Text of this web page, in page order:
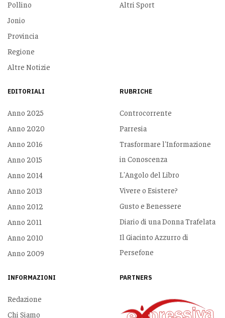
Pollino
Jonio
Provincia
Regione
Altre Notizie
Altri Sport
EDITORIALI
Anno 2025
Anno 2020
Anno 2016
Anno 2015
Anno 2014
Anno 2013
Anno 2012
Anno 2011
Anno 2010
Anno 2009
RUBRICHE
Controcorrente
Parresia
Trasformare l'Informazione
in Conoscenza
L'Angolo del Libro
Vivere o Esistere?
Gusto e Benessere
Diario di una Donna Trafelata
Il Giacinto Azzurro di
Persefone
INFORMAZIONI
Redazione
Chi Siamo
PARTNERS